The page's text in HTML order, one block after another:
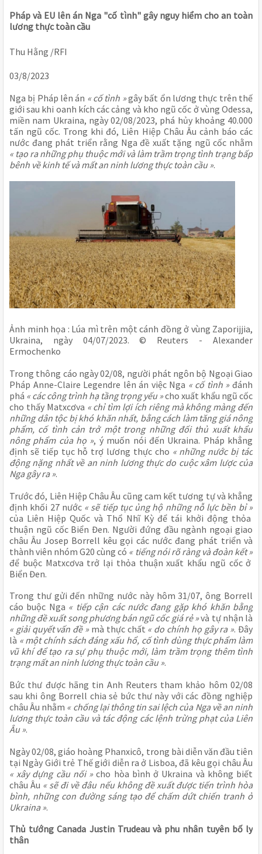
Pháp và EU lên án Nga "cố tình" gây nguy hiểm cho an toàn
lương thực toàn cầu
Thu Hằng /RFI
03/8/2023
Nga bị Pháp lên án « cố tình »gây bất ổn lương thực trên thế
giới sau khi oanh kích các cảng và kho ngũ cốc ở vùng Odessa,
miền nam Ukraina, ngày 02/08/2023, phá hủy khoảng 40.000
tấn ngũ cốc. Trong khi đó, Liên Hiệp Châu Âu cảnh báo các
nước đang phát triển rằng Nga đề xuất tặng ngũ cốc nhằm
« tạo ra những phụ thuộc mới và làm trầm trọng tình trạng bấp
bênh về kinh tế và mất an ninh lương thực toàn cầu ».
Ảnh minh họa : Lúa mì trên một cánh đồng ở vùng Zaporijjia,
Ukraina, ngày 04/07/2023. © Reuters - Alexander
Ermochenko
Trong thông cáo ngày 02/08, người phát ngôn bộ Ngoại Giao
Pháp Anne-Claire Legendre lên án việc Nga « cố tình »đánh
phá « các công trình hạ tầng trọng yếu »cho xuất khẩu ngũ cốc
cho thấy Matxcơva « chỉ tìm lợi ích riêng mà không màng đến
những dân tộc bị khó khăn nhất, bằng cách làm tăng giá nông
phẩm, cố tình cản trở một trong những đối thủ xuất khẩu
nông phẩm của họ », ý muốn nói đến Ukraina. Pháp khẳng
định sẽ tiếp tục hỗ trợ lương thực cho « những nước bị tác
động nặng nhất về an ninh lương thực do cuộc xâm lược của
Nga gây ra ».
Trước đó, Liên Hiệp Châu Âu cũng cam kết tương tự và khẳng
định khối 27 nước « sẽ tiếp tục ủng hộ những nỗ lực bền bỉ »
của Liên Hiệp Quốc và Thổ Nhĩ Kỳ để tái khởi động thỏa
thuận ngũ cốc Biển Đen. Người đứng đầu ngành ngoại giao
châu Âu Josep Borrell kêu gọi các nước đang phát triển và
thành viên nhóm G20 cùng có « tiếng nói rõ ràng và đoàn kết »
để buộc Matxcơva trở lại thỏa thuận xuất khẩu ngũ cốc ở
Biển Đen.
Trong thư gửi đến những nước này hôm 31/07, ông Borrell
cáo buộc Nga « tiếp cận các nước đang gặp khó khăn bằng
những đề xuất song phương bán ngũ cốc giá rẻ »và tự nhận là
« giải quyết vấn đề »mà thực chất « do chính họ gây ra ». Đây
là « một chính sách đáng xấu hổ, cố tình dùng thực phẩm làm
vũ khí để tạo ra sự phụ thuộc mới, làm trầm trọng thêm tình
trạng mất an ninh lương thực toàn cầu ».
Bức thư được hãng tin Anh Reuters tham khảo hôm 02/08
sau khi ông Borrell chia sẻ bức thư này với các đồng nghiệp
châu Âu nhằm « chống lại thông tin sai lệch của Nga về an ninh
lương thực toàn cầu và tác động các lệnh trừng phạt của Liên
Âu ».
Ngày 02/08, giáo hoàng Phanxicô, trong bài diễn văn đầu tiên
tại Ngày Giới trẻ Thế giới diễn ra ở Lisboa, đã kêu gọi châu Âu
« xây dựng cầu nối »cho hòa bình ở Ukraina và không biết
châu Âu « sẽ đi về đâu nếu không đề xuất được tiến trình hòa
bình, những con đường sáng tạo để chấm dứt chiến tranh ở
Ukraina ».
Thủ tướng Canada Justin Trudeau và phu nhân tuyên bố ly
thân